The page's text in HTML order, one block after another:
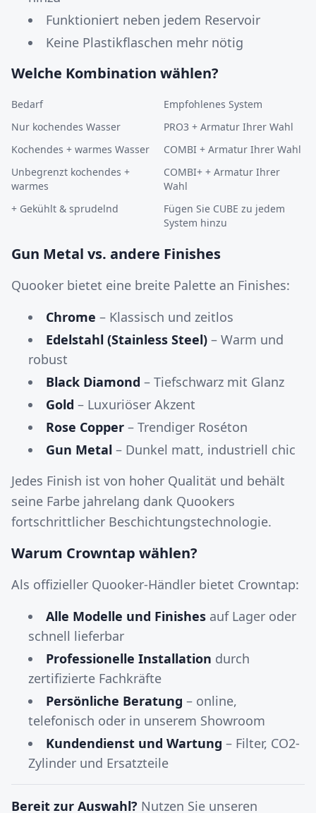
Funktioniert neben jedem Reservoir
Keine Plastikflaschen mehr nötig
Welche Kombination wählen?
Bedarf
Empfohlenes System
Nur kochendes Wasser
PRO3 + Armatur Ihrer Wahl
Kochendes + warmes Wasser
COMBI + Armatur Ihrer Wahl
Unbegrenzt kochendes +
warmes
COMBI+ + Armatur Ihrer
Wahl
+ Gekühlt & sprudelnd
Fügen Sie CUBE zu jedem
System hinzu
Gun Metal vs. andere Finishes
Quooker bietet eine breite Palette an Finishes:
Chrome – Klassisch und zeitlos
Edelstahl (Stainless Steel) – Warm und
robust
Black Diamond – Tiefschwarz mit Glanz
Gold – Luxuriöser Akzent
Rose Copper – Trendiger Roséton
Gun Metal – Dunkel matt, industriell chic
Jedes Finish ist von hoher Qualität und behält
seine Farbe jahrelang dank Quookers
fortschrittlicher Beschichtungstechnologie.
Warum Crowntap wählen?
Als offizieller Quooker-Händler bietet Crowntap:
Alle Modelle und Finishes auf Lager oder
schnell lieferbar
Professionelle Installation durch
zertifizierte Fachkräfte
Persönliche Beratung – online,
telefonisch oder in unserem Showroom
Kundendienst und Wartung – Filter, CO2-
Zylinder und Ersatzteile
Bereit zur Auswahl? Nutzen Sie unseren